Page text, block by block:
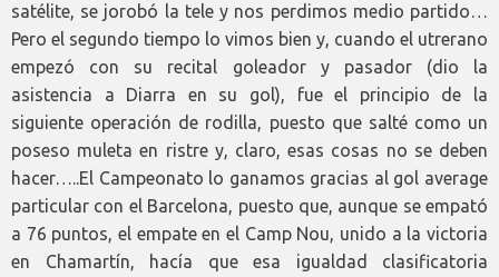
satélite, se jorobó la tele y nos perdimos medio partido…
Pero el segundo tiempo lo vimos bien y, cuando el utrerano
empezó con su recital goleador y pasador (dio la
asistencia a Diarra en su gol), fue el principio de la
siguiente operación de rodilla, puesto que salté como un
poseso muleta en ristre y, claro, esas cosas no se deben
hacer…..El Campeonato lo ganamos gracias al gol average
particular con el Barcelona, puesto que, aunque se empató
a 76 puntos, el empate en el Camp Nou, unido a la victoria
en Chamartín, hacía que esa igualdad clasificatoria